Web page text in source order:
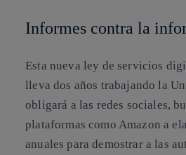
Informes contra la
Esta nueva ley de servicios
lleva dos años trabajando la
obligará a las redes sociales,
plataformas como Amazon a
anuales para demostrar a las